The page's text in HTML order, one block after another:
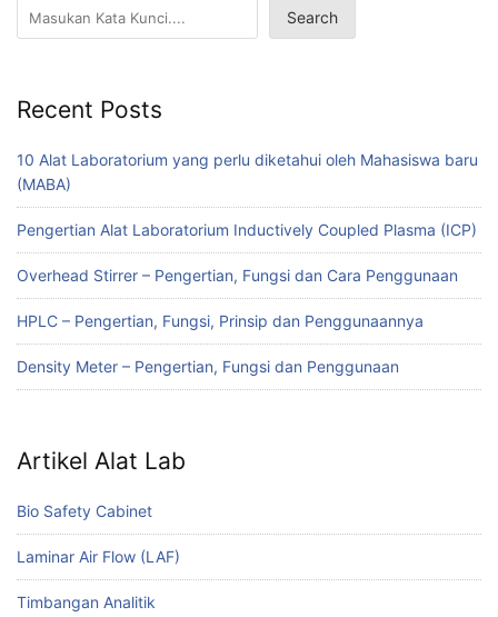
Search
Recent Posts
10 Alat Laboratorium yang perlu diketahui oleh Mahasiswa baru
(MABA)
Pengertian Alat Laboratorium Inductively Coupled Plasma (ICP)
Overhead Stirrer – Pengertian, Fungsi dan Cara Penggunaan
HPLC – Pengertian, Fungsi, Prinsip dan Penggunaannya
Density Meter – Pengertian, Fungsi dan Penggunaan
Artikel Alat Lab
Bio Safety Cabinet
Laminar Air Flow (LAF)
Timbangan Analitik